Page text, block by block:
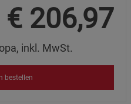
€ 206,97
inkl. MwSt.
bestellen